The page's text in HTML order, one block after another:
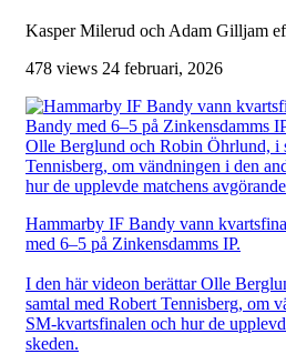
Kasper Milerud och Adam Gilljam
478 views 24 februari, 2026
Hammarby IF Bandy vann
med 6–5 på Zinkensdamms IP.
I den här videon berättar Olle
samtal med Robert Tennisberg, om
SM-kvartsfinalen och hur de
skeden.